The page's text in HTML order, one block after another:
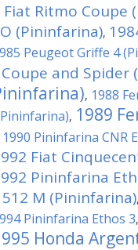
Fiat Ritmo Coupe
(Pininfarina),
Peugeot Griffe 4
Coupe and Spider
, 1988
, 1989
1990 Pininfarina CNR
Fiat
Pininfarina
M (Pininfarina),
Pininfarina Ethos 3,
Honda